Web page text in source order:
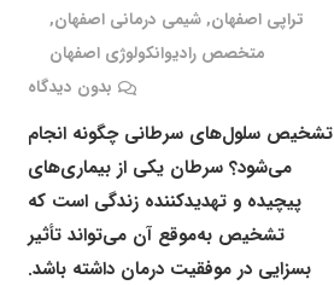
تراپی اصفهان,شیمی درمانی اصفهان,
متخصص رادیوانکولوژی اصفهان
بدون دیدگاه
تشخیص سلول‌های سرطانی چگونه انجام
می‌شود؟ سرطان یکی از بیماری‌های
پیچیده و تهدیدکننده زندگی است که
تشخیص به‌موقع آن می‌تواند تأثیر
بسزایی در موفقیت درمان داشته باشد.